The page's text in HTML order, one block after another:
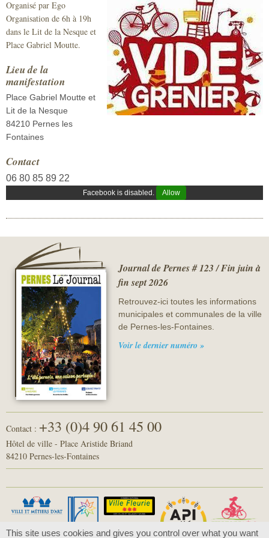
Sécurité civile
Sécurité publique
Organisé par Ego
Organisation de 6h à 19h
dans le Lit de la Nesque et
Place Gabriel Moutte.
Lieu de la
manifestation
Place Gabriel Moutte et
Lit de la Nesque
84210 Pernes les
Fontaines
Contact
06 80 85 89 22
Facebook is disabled. Allow
Journal de Pernes # 123 / Fin juin à
fin sept 2026
Retrouvez-ici toutes les informations
municipales et communales de la ville
de Pernes-les-Fontaines.
Voir le dernier numéro »
Contact : +33 (0)4 90 61 45 00
Hôtel de ville - Place Aristide Briand
84210 Pernes-les-Fontaines
This site uses cookies and gives you control over what you want